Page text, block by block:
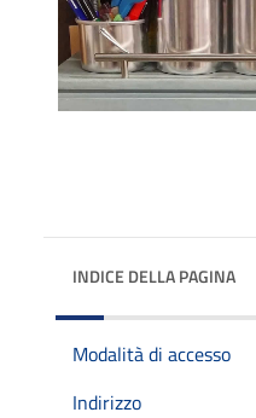
INDICE DELLA PAGINA
Modalità di accesso
Indirizzo